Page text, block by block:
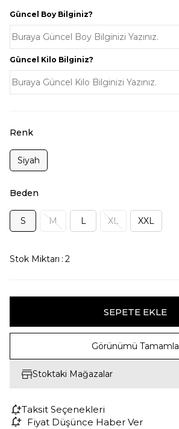
Güncel Boy Bilginiz?
Güncel Kilo Bilginiz?
Renk
Siyah
Beden
S M L XL XXL
Stok Miktarı : 2
Görünümü Tamamla
Stoktaki Mağazalar
Taksit Seçenekleri
Fiyat Düşünce Haber Ver